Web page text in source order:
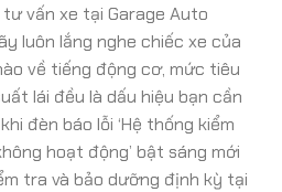
tư vấn xe tại Garage Auto
luôn lắng nghe chiếc xe của
về tiếng động cơ, mức tiêu
lái đều là dấu hiệu bạn cần
đèn báo lỗi ‘Hệ thống kiểm
hoạt động’ bật sáng mới
tra và bảo dưỡng định kỳ tại